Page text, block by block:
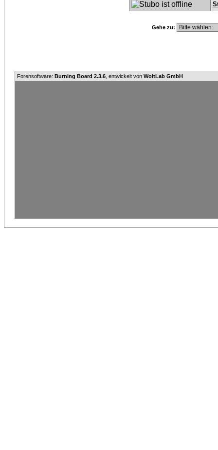
Gehe zu:
Forensoftware: Burning Board 2.3.6 , entwickelt von WoltLab GmbH